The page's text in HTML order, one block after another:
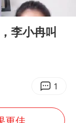
中国女篮70-67险胜尼日利亚女篮
名创优品回应女子吐槽内裤质量差
到底有多火
01:15
李小冉叫
1